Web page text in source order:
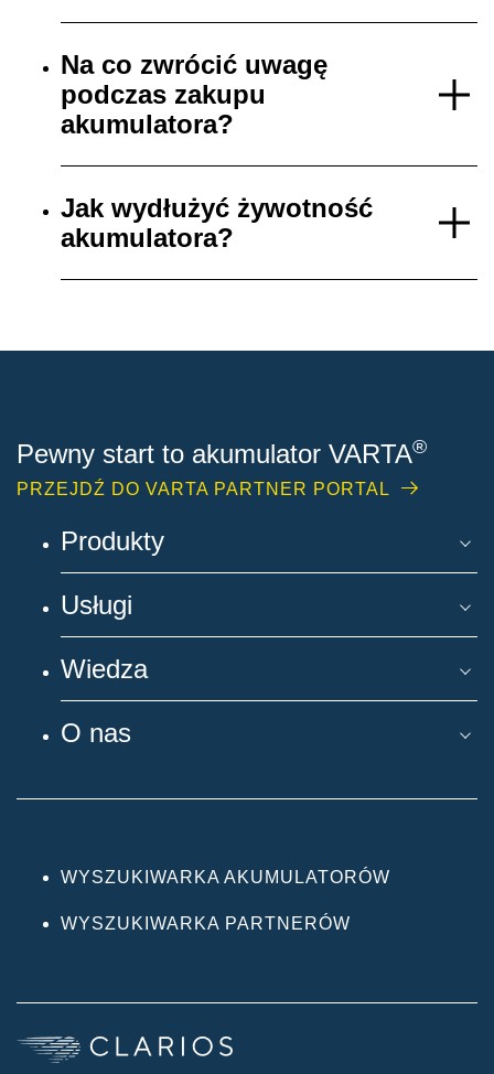
Na co zwrócić uwagę
podczas zakupu
akumulatora?
Jak wydłużyć żywotność
akumulatora?
Pewny start to akumulator VARTA®
PRZEJDŹ DO VARTA PARTNER PORTAL
Produkty
Usługi
Wiedza
O nas
WYSZUKIWARKA AKUMULATORÓW
WYSZUKIWARKA PARTNERÓW